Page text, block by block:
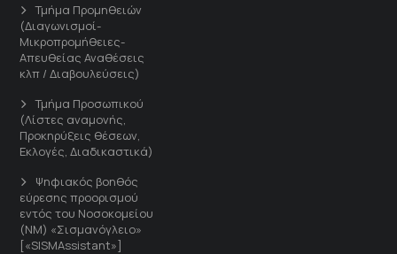
Τμήμα Προμηθειών
(Διαγωνισμοί-
Μικροπρομήθειες-
Απευθείας Αναθέσεις
κλπ / Διαβουλεύσεις)
Τμήμα Προσωπικού
(Λίστες αναμονής,
Προκηρύξεις θέσεων,
Εκλογές, Διαδικαστικά)
Ψηφιακός βοηθός
εύρεσης προορισμού
εντός του Νοσοκομείου
(ΝΜ) «Σισμανόγλειο»
[«SISMAssistant»]